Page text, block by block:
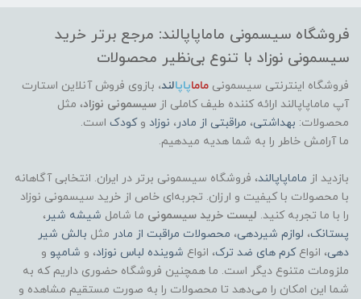
🔹 نوع استفاده
روزانه، در روزها و هفته‌های ابتدایی پس از
تولد
نوزاد دختر و پسر
استفاده در منزل و بیمارستان
🔹 قابلیت شست‌وشو
فروشگاه سیسمونی ماماپاپالند: مرجع برتر خرید
سیسمونی نوزاد با تنوع بی‌نظیر محصولات
فروشگاه اینترنتی سیسمونی ماماپاپالند، بازوی فروش آنلاین استارت
آپ ماماپاپالند ارائه کننده طیف کاملی از سیسمونی نوزاد، مثل
محصولات: بهداشتی، مراقبتی از مادر، نوزاد وکودک است.
ما آرامش خاطر را به شما هدیه میدهیم.
بازدید از ماماپاپالند، فروشگاه سیسمونی برتر در ایران. انتخابی آگاهانه
با محصولات با کیفیت و ارزان. تجربه‌ای خاص از خرید سیسمونی نوزاد
را با ما تجربه کنید. لیست خرید سیسمونی ما شامل شیشه شیر،
پستانک، لوازم شیردهی، محصولات مراقبت از مادر مثل بالش شیر
دهی، انواعکرم های ضد ترک، انواع شوینده لباس نوزاد، و شامپو و
ملزومات متنوع دیگر است. ما همچنین فروشگاه حضوری داریم که به
شما این امکان را می‌دهد تا محصولات را به صورت مستقیم مشاهده و